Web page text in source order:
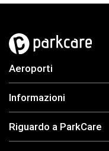
Aeroporti
Informazioni
Riguardo a ParkCare